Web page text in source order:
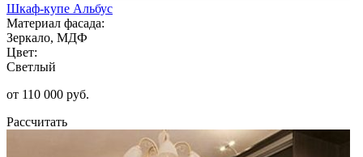
Шкаф-купе Альбус
Материал фасада:
Зеркало, МДФ
Цвет:
Светлый
от 110 000 руб.
Рассчитать